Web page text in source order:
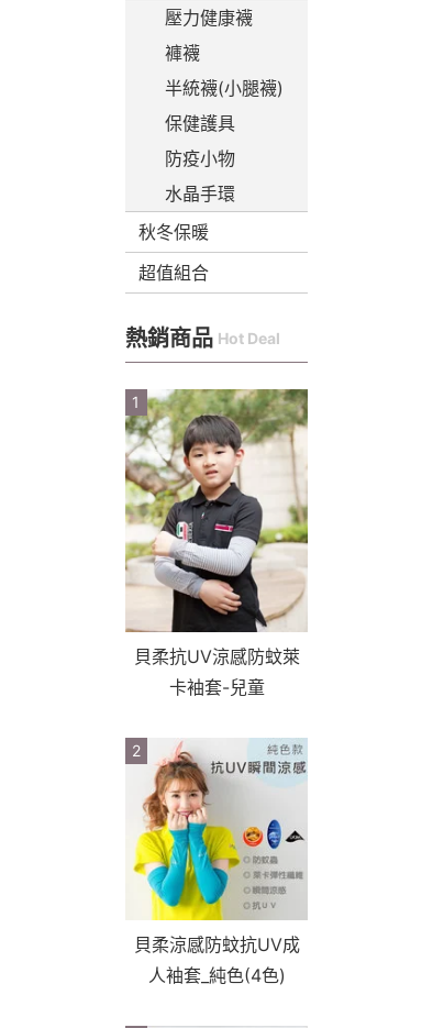
壓力健康襪
褲襪
半統襪(小腿襪)
保健護具
防疫小物
水晶手環
秋冬保暖
超值組合
熱銷商品 Hot Deal
1
貝柔抗UV涼感防蚊萊
卡袖套-兒童
2
貝柔涼感防蚊抗UV成
人袖套_純色(4色)